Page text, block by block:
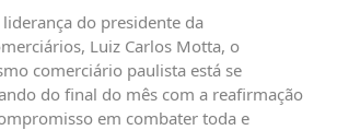
liderança do presidente da
Luiz Carlos Motta, o
comerciário paulista está se
do final do mês com a reafirmação
em combater toda e